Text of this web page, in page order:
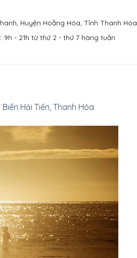
Huyện Hoằng Hóa, Tỉnh Thanh Hóa
9h - 21h từ thứ 2 - thứ 7 hàng tuần
Hải Tiến, Thanh Hóa